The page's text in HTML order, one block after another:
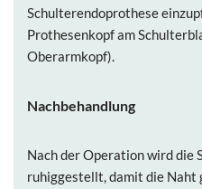
Schulterendoprothese
Prothesenkopf am
Oberarmkopf).
Nachbehandlung
Nach der Operation wird die
ruhiggestellt, damit die